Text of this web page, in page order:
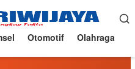
Otomotif Olahraga